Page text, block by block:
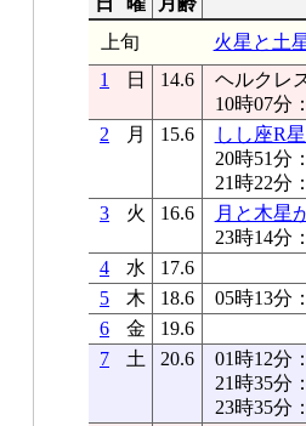
上旬
火星と土
1
日 14.6
ヘルクレ
10時07分
2
月 15.6 しし座R
20時51分：
21時22分：
3
火 16.6
月と木星
23時14分：
4
水
17.6
5
木 18.6
05時13分
6
金
19.6
7
土 20.6
01時12分
21時35分：
23時35分